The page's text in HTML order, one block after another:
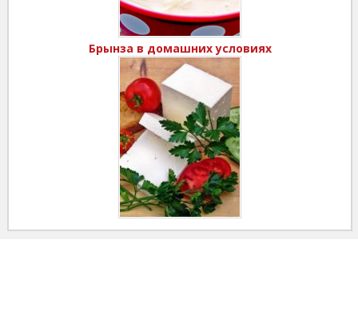
Брынза в домашних условиях